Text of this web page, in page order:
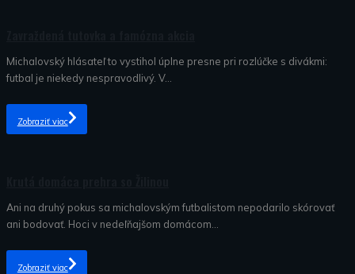
Michalovský hlásateľ to vystihol úplne presne pri rozlúčke s divákmi:
futbal je niekedy nespravodlivý. V...
Zobraziť viac
Ani na druhý pokus sa michalovským futbalistom nepodarilo skórovať
ani bodovať. Hoci v nedeľňajšom domácom...
Zobraziť viac